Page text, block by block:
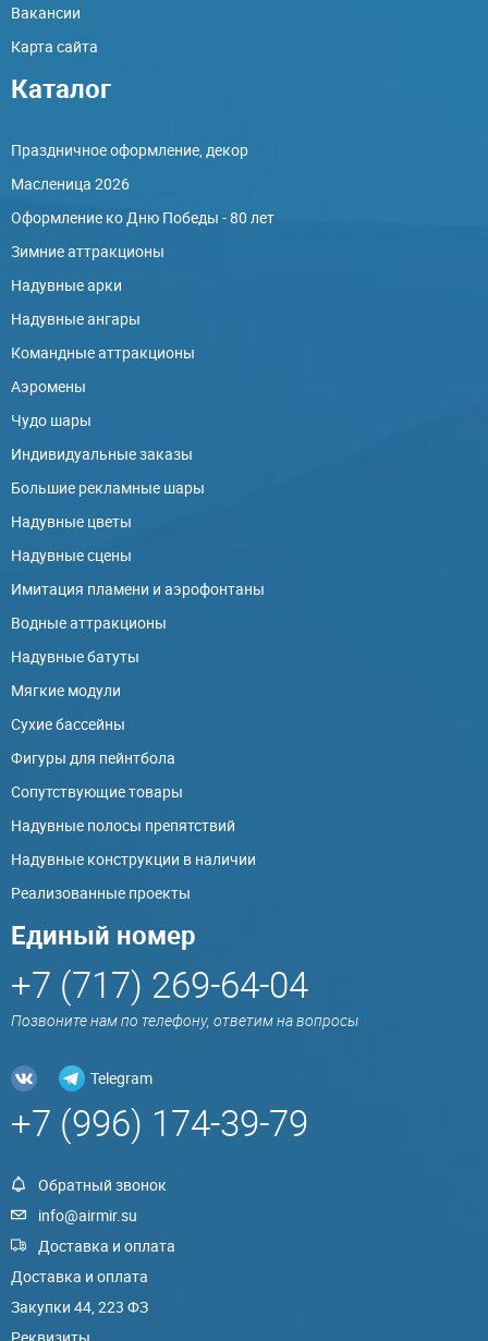
Вакансии
Карта сайта
Каталог
Праздничное оформление, декор
Масленица 2026
Оформление ко Дню Победы - 80 лет
Зимние аттракционы
Надувные арки
Надувные ангары
Командные аттракционы
Аэромены
Чудо шары
Индивидуальные заказы
Большие рекламные шары
Надувные цветы
Надувные сцены
Имитация пламени и аэрофонтаны
Водные аттракционы
Надувные батуты
Мягкие модули
Сухие бассейны
Фигуры для пейнтбола
Сопутствующие товары
Надувные полосы препятствий
Надувные конструкции в наличии
Реализованные проекты
Единый номер
+7 (717) 269-64-04
Позвоните нам по телефону, ответим на вопросы
Telegram
+7 (996) 174-39-79
Обратный звонок
info@airmir.su
Доставка и оплата
Доставка и оплата
Закупки 44, 223 ФЗ